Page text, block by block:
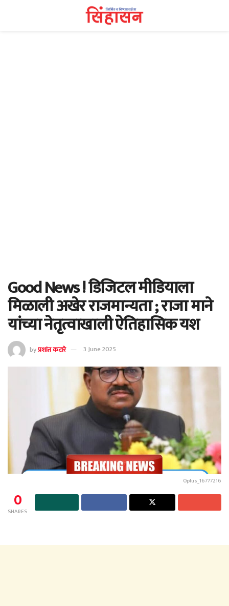
Good News ! डिजिटल मीडियाला
मिळाली अखेर राजमान्यता ; राजा माने
यांच्या नेतृत्वाखाली ऐतिहासिक यश
byप्रशांत कटारे 3 June 2025
Oplus_16777216
0
SHARES